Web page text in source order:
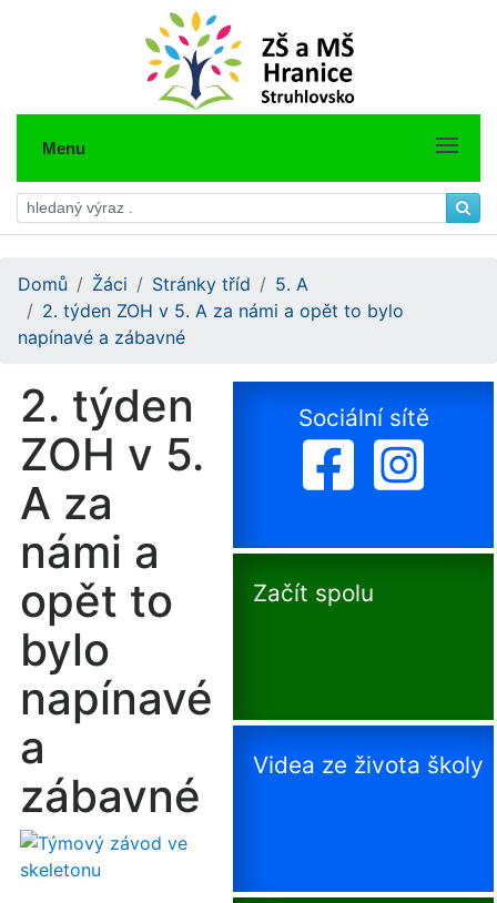
Menu
Domů Žáci Stránky tříd
5. A
2. týden ZOH v 5. A za námi a opět to bylo
napínavé a zábavné
2. týden
ZOH v 5.
A za
námi a
opět to
bylo
napínavé
a
zábavné
Sociální sítě
Začít spolu
Videa ze života školy